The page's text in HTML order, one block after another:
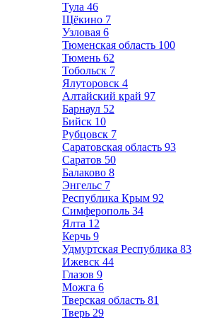
Тула 46
Щёкино 7
Узловая 6
Тюменская область 100
Тюмень 62
Тобольск 7
Ялуторовск 4
Алтайский край 97
Барнаул 52
Бийск 10
Рубцовск 7
Саратовская область 93
Саратов 50
Балаково 8
Энгельс 7
Республика Крым 92
Симферополь 34
Ялта 12
Керчь 9
Удмуртская Республика 83
Ижевск 44
Глазов 9
Можга 6
Тверская область 81
Тверь 29